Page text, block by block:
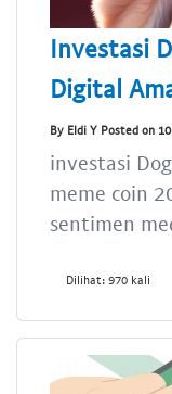
Investasi
Digital
By Eldi Y Posted on
investasi
meme coin
sentimen
Dilihat: 970 kali